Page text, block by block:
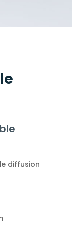
diffusion